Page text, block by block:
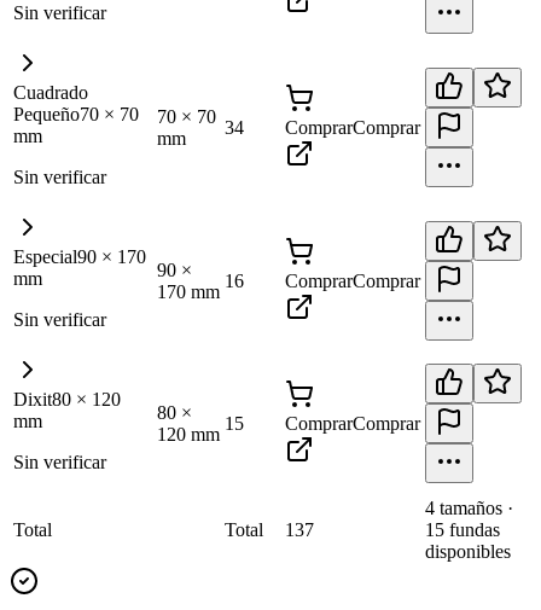
Sin verificar
Cuadrado
Pequeño70 × 70
mm
Sin verificar
70 × 70
mm
34 ComprarComprar
Especial90 × 170
mm
Sin verificar
90 ×
170 mm
16 ComprarComprar
Dixit80 × 120
mm
Sin verificar
80 ×
120 mm
15 ComprarComprar
Total Total 137
4 tamaños ·
15 fundas
disponibles